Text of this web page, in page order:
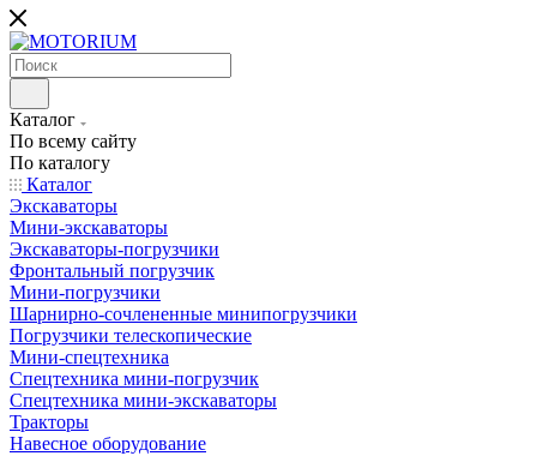
Каталог
По всему сайту
По каталогу
Каталог
Экскаваторы
Мини-экскаваторы
Экскаваторы-погрузчики
Фронтальный погрузчик
Мини-погрузчики
Шарнирно-сочлененные минипогрузчики
Погрузчики телескопические
Мини-спецтехника
Спецтехника мини-погрузчик
Спецтехника мини-экскаваторы
Тракторы
Навесное оборудование